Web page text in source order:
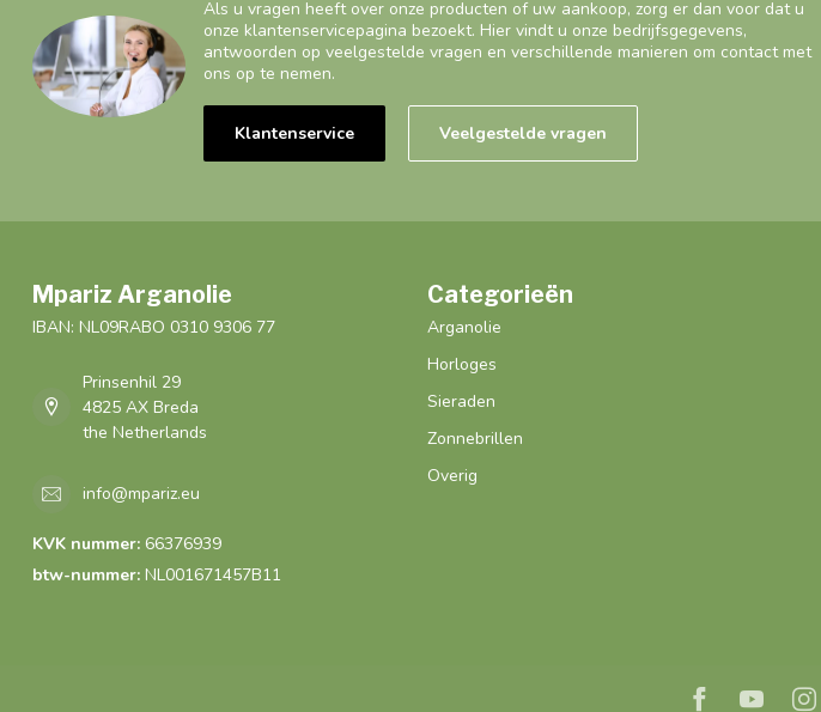
Als u vragen heeft over onze producten of uw aankoop, zorg er dan voor dat u
onze klantenservicepagina bezoekt. Hier vindt u onze bedrijfsgegevens,
antwoorden op veelgestelde vragen en verschillende manieren om contact met
ons op te nemen.
Klantenservice Veelgestelde vragen
Mpariz Arganolie
IBAN: NL09RABO 0310 9306 77
Prinsenhil 29
4825 AX Breda
the Netherlands
info@mpariz.eu
KVK nummer: 66376939
btw-nummer: NL001671457B11
Categorieën
Arganolie
Horloges
Sieraden
Zonnebrillen
Overig